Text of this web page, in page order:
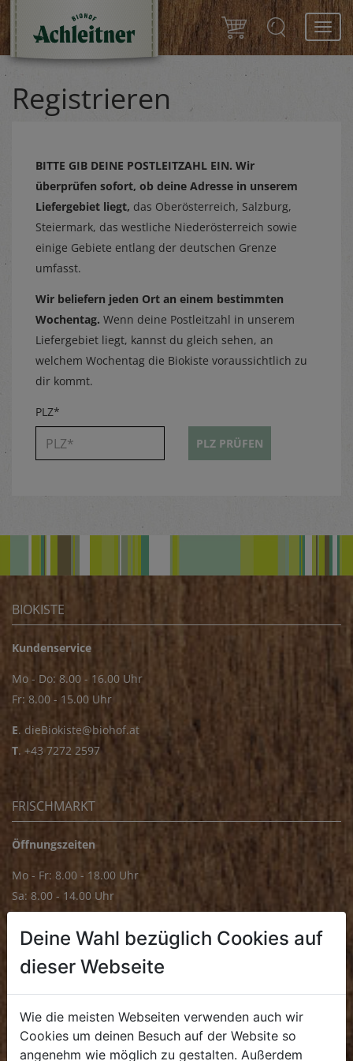
Registrieren
BITTE GIB DEINE POSTLEITZAHL EIN. Wir
überprüfen sofort, ob deine Adresse in unserem
Liefergebiet liegt, das Oberösterreich, Salzburg,
Steiermark, das westliche Niederösterreich sowie
einige Gebiete entlang der deutschen Grenze
umfasst.
Wir beliefern jeden Ort an einem bestimmten
Wochentag. Wenn deine Postleitzahl in unserem
Liefergebiet liegt, kannst du gleich sehen, an
welchem Wochentag die Biokiste voraussichtlich zu
dir kommt.
PLZ*
PLZ PRÜFEN
BIOKISTE
Kundenservice
Mo - Do: 8.00 - 16.00 Uhr
Fr: 8.00 - 15.00 Uhr
E. dieBiokiste@biohof.at
T. +43 7272 2597
FRISCHMARKT
Öffnungszeiten
Mo - Fr: 8.00 - 18.00 Uhr
Sa: 8.00 - 14.00 Uhr
Mo - Fr: 8.00 - 16.00 Uhr
. +43 7272 4859 70
Deine Wahl bezüglich Cookies auf
dieser Webseite
Wie die meisten Webseiten verwenden auch wir
Cookies um deinen Besuch auf der Website so
angenehm wie möglich zu gestalten. Außerdem